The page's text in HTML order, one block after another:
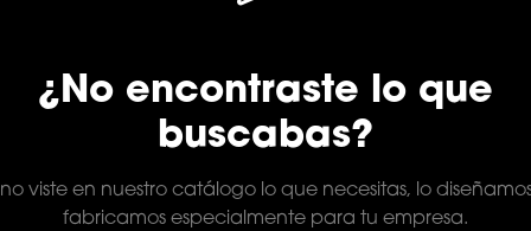
¿No encontraste lo que
buscabas?
no viste en nuestro catálogo lo que necesitas, lo
fabricamos especialmente para tu empresa.